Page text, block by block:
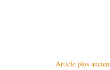
Article plus ancien